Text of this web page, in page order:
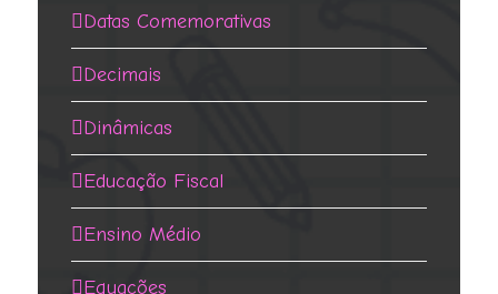
Datas Comemorativas
Decimais
Dinâmicas
Educação Fiscal
Ensino Médio
Equações